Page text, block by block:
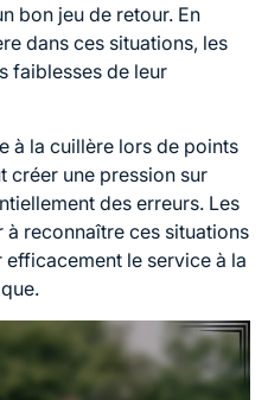
bon jeu de retour. En
dans ces situations, les
faiblesses de leur
à la cuillère lors de points
créer une pression sur
des erreurs. Les
à reconnaître ces situations
le service à la